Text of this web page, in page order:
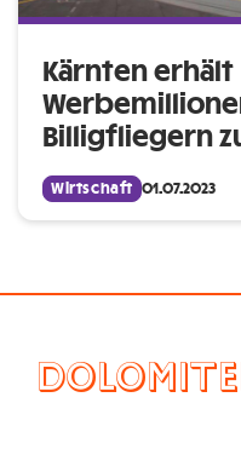
Kärnten erhält
Billigfliegern
Wirtschaft 01.07.2023